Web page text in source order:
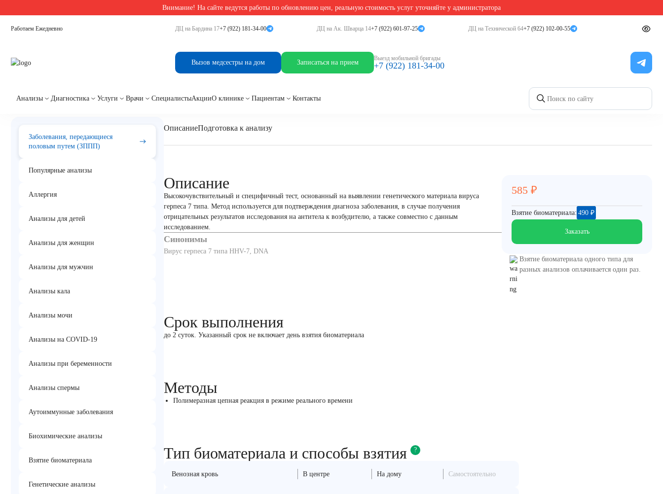
Внимание! На сайте ведутся работы по обновлению цен, реальную стоимость услуг уточняйте у администратора
Работаем Ежедневно ДЦ на Бардина 17+7 (922) 181-34-00 ДЦ на Ак. Шварца 14+7 (922) 601-97-25 ДЦ на Технической 64+7 (922) 102-00-55
Вызов медсестры на дом Записаться на прием
Выезд мобильной бригады
+7 (922) 181-34-00
Анализы Диагностика Услуги Врачи СпециалистыАкцииО клинике Пациентам Контакты
Главная/Анализы на заболевания передающиеся половым путём Human Herpes Virus 7, ДНК [реал-тайм ПЦР]
Human Herpes Virus 7, ДНК [реал-тайм ПЦР]
Заболевания, передающиеся
половым путем (ЗППП)
Популярные анализы
Аллергия
Анализы для детей
Анализы для женщин
Анализы для мужчин
Анализы кала
Анализы мочи
Анализы на COVID-19
Анализы при беременности
Анализы спермы
Аутоиммунные заболевания
Биохимические анализы
Взятие биоматериала
Генетические анализы
ОписаниеПодготовка к анализу
Описание
Высокочувствительный и специфичный тест, основанный на выявлении генетического материала вируса
герпеса 7 типа. Метод используется для подтверждения диагноза заболевания, в случае получения
отрицательных результатов исследования на антитела к возбудителю, а также совместно с данным
исследованием.
Синонимы
Вирус герпеса 7 типа HHV-7, DNA
585 ₽
Взятие биоматериала: 490 ₽
Заказать
Взятие биоматериала одного типа для
разных анализов оплачивается один раз.
Срок выполнения
до 2 суток. Указанный срок не включает день взятия биоматериала
Методы
Полимеразная цепная реакция в режиме реального времени
Тип биоматериала и способы взятия ?
Венозная кровь В центре На дому Самостоятельно